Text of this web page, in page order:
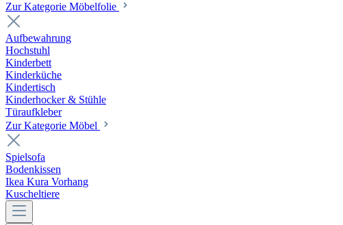
Zur Kategorie Möbelfolie
Aufbewahrung
Hochstuhl
Kinderbett
Kinderküche
Kindertisch
Kinderhocker & Stühle
Türaufkleber
Zur Kategorie Möbel
Spielsofa
Bodenkissen
Ikea Kura Vorhang
Kuscheltiere